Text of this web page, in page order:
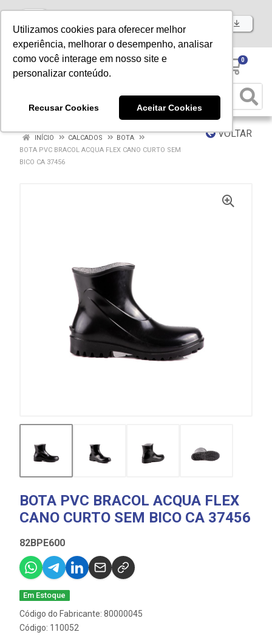
Utilizamos cookies para oferecer melhor
experiência, melhorar o desempenho, analisar
como você interage em nosso site e
personalizar conteúdo.
Recusar Cookies Aceitar Cookies
Baixe já nosso APP
0
VOLTAR
INÍCIO CALCADOS
BOTA
BOTA PVC BRACOL ACQUA FLEX CANO CURTO SEM
BICO CA 37456
BOTA PVC BRACOL ACQUA FLEX
CANO CURTO SEM BICO CA 37456
82BPE600
Em Estoque
Código do Fabricante: 80000045
Código: 110052